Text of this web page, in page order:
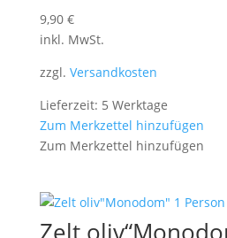
9,90 €
inkl. MwSt.
zzgl. Versandkosten
Lieferzeit: 5 Werktage
Zum Merkzettel hinzufügen
Zum Merkzettel hinzufügen